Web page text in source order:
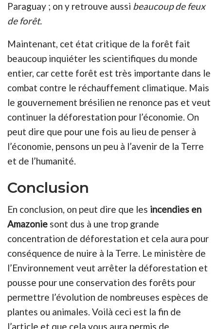
Paraguay ; on y retrouve aussi beaucoup de feux
de forêt.
Maintenant, cet état critique de la forêt fait
beaucoup inquiéter les scientifiques du monde
entier, car cette forêt est très importante dans le
combat contre le réchauffement climatique. Mais
le gouvernement brésilien ne renonce pas et veut
continuer la déforestation pour l’économie. On
peut dire que pour une fois au lieu de penser à
l’économie, pensons un peu à l’avenir de la Terre
et de l’humanité.
Conclusion
En conclusion, on peut dire que les incendies en
Amazonie sont dus à une trop grande
concentration de déforestation et cela aura pour
conséquence de nuire à la Terre. Le ministère de
l’Environnement veut arrêter la déforestation et
pousse pour une conservation des forêts pour
permettre l’évolution de nombreuses espèces de
plantes ou animales. Voilà ceci est la fin de
l’article et que cela vous aura permis de